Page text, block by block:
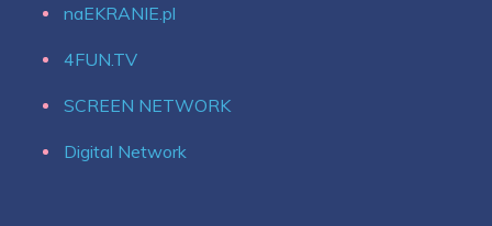
naEKRANIE.pl
4FUN.TV
SCREEN NETWORK
Digital Network